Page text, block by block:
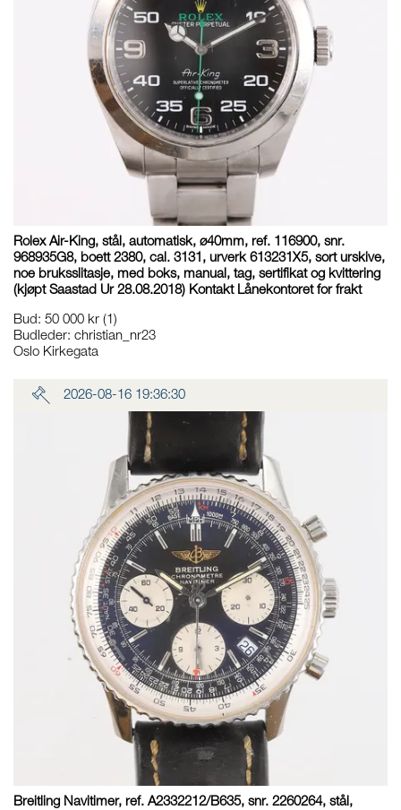
Rolex Air-King, stål, automatisk, ø40mm, ref. 116900, snr.
968935G8, boett 2380, cal. 3131, urverk 613231X5, sort urskive,
noe bruksslitasje, med boks, manual, tag, sertifikat og kvittering
(kjøpt Saastad Ur 28.08.2018) Kontakt Lånekontoret for frakt
Bud: 50 000 kr (1)
Budleder: christian_nr23
Oslo Kirkegata
2026-08-16 19:36:30
Breitling Navitimer, ref. A2332212/B635, snr. 2260264, stål,